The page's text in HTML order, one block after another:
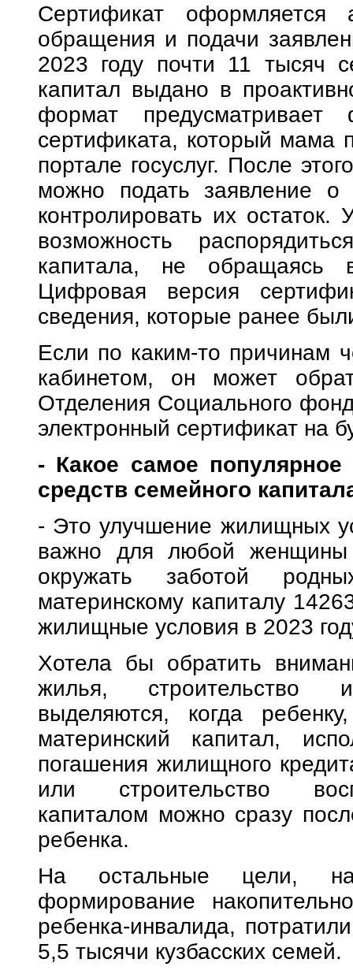
Сертификат оформляется
обращения и подачи
2023 году почти 11 тысяч
капитал выдано в
формат предусматривает
сертификата, который мама
портале госуслуг. После
можно подать заявление о
контролировать их
возможность
капитала, не обращаясь
Цифровая версия
сведения, которые ранее
Если по каким-то причинам
кабинетом, он может
Отделения Социального
электронный сертификат на
- Какое самое популярное
средств семейного
- Это улучшение жилищных
важно для любой женщины
окружать заботой
материнскому капиталу
жилищные условия в 2023
Хотела бы обратить
жилья, строительство
выделяются, когда
материнский капитал,
погашения жилищного
или строительство
капиталом можно сразу
ребенка.
На остальные цели,
формирование
ребенка-инвалида,
5,5 тысячи кузбасских семей.